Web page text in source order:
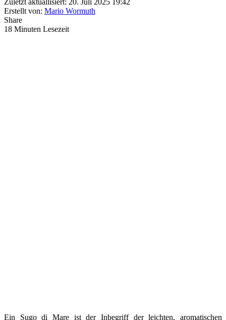
Zuletzt aktuallisiert: 20. Juli 2025 19:42
Erstellt von: Mario Wormuth
Share
18 Minuten Lesezeit
Ein Sugo di Mare ist der Inbegriff der leichten, aromatischen